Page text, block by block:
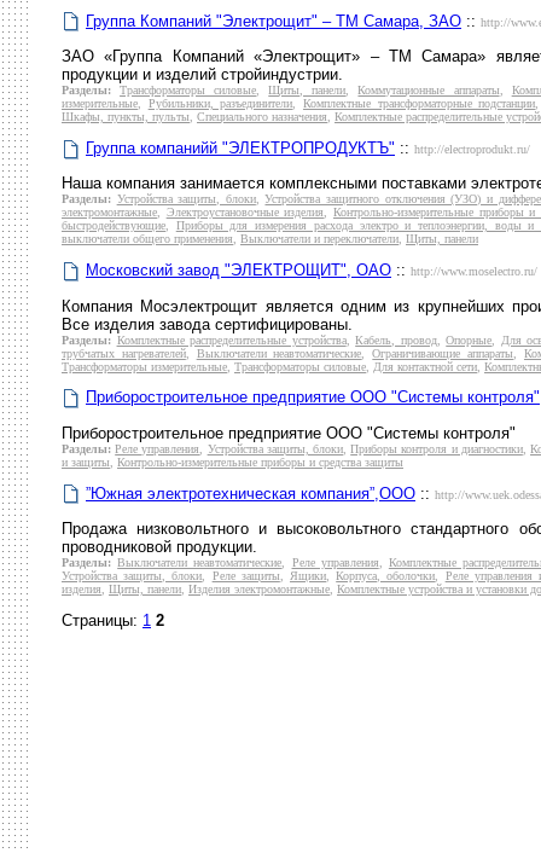
Группа Компаний "Электрощит" – ТМ Самара, ЗАО :: http://
ЗАО «Группа Компаний «Электрощит» – ТМ Самара»
продукции и изделий стройиндустрии.
Разделы: Трансформаторы силовые ,Щиты, панели ,Коммутационные аппараты
измерительные
Рубильники, разъединители Комплектные трансформаторные подстанции
Шкафы, пункты, пульты
Специального назначения Комплектные распределительные
Группа компанийй "ЭЛЕКТРОПРОДУКТЪ" :: http://electroprodukt.ru/
Наша компания занимается комплексными поставками
Разделы: Устройства защиты, блоки,Устройства защитного отключения (УЗО) и
электромонтажные, Электроустановочные изделия, Контрольно-измерительные приборы и
быстродействующие, Приборы для измерения расхода электро и теплоэнергии, воды и
выключатели общего применения, Выключатели и переключатели, Щиты, панели
Московский завод "ЭЛЕКТРОЩИТ", ОАО :: http://www.moselectro.ru/
Компания Мосэлектрощит является одним из крупнейших
Все изделия завода сертифицированы.
Разделы: Комплектные распределительные устройства,Кабель, провод,Опорные
Для
трубчатых нагревателей, Выключатели неавтоматические ,Ограничивающие аппараты
Трансформаторы измерительные Трансформаторы силовые Для контактной сети
Приборостроительное предприятие ООО "Системы контроля"
Приборостроительное предприятие ООО "Системы контроля"
Разделы: Реле управления Устройства защиты, блоки ,Приборы контроля и диагностики,
и защиты
Контрольно-измерительные приборы и средства защиты
”Южная электротехническая компания”,ООО :: http://
Продажа низковольтного и высоковольтного стандартного
проводниковой продукции.
Разделы: Выключатели неавтоматические Реле управления
Комплектные
Устройства защиты, блоки
Реле защиты Ящики ,Корпуса, оболочки
Реле
изделия
Щиты, панели Изделия электромонтажные Комплектные устройства и установки
Страницы: 1 2